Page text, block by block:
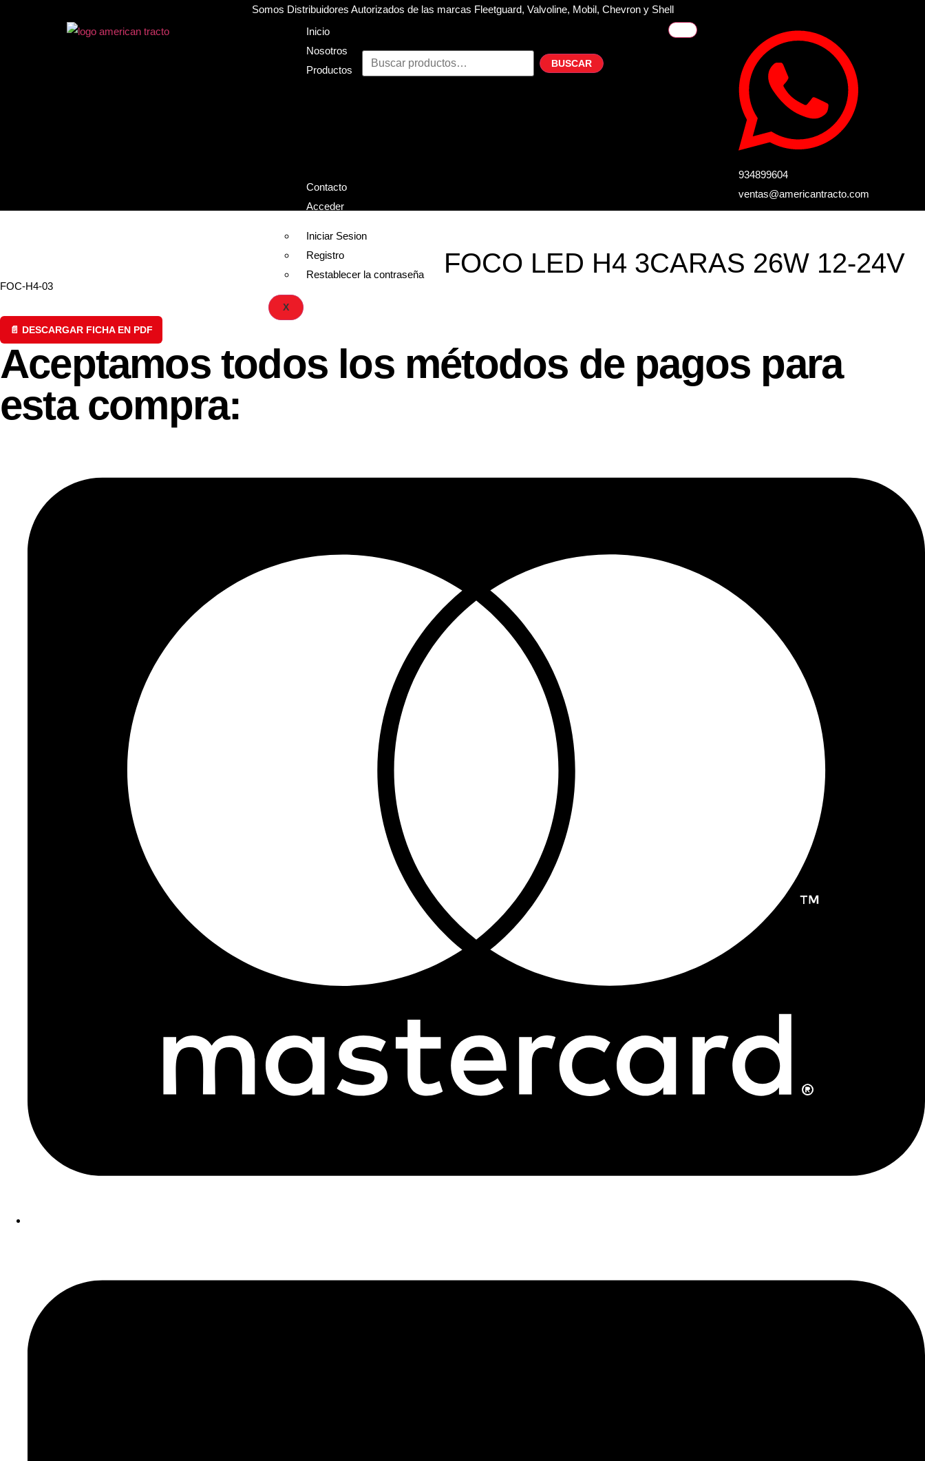
Somos Distribuidores Autorizados de las marcas Fleetguard, Valvoline, Mobil, Chevron y Shell
Inicio
Nosotros
Productos
Contacto
Acceder
Iniciar Sesion
Registro
Restablecer la contraseña
X
BUSCAR
934899604
ventas@americantracto.com
FOCO LED H4 3CARAS 26W 12-24V
FOC-H4-03
📄 DESCARGAR FICHA EN PDF
Aceptamos todos los métodos de pagos para
esta compra: